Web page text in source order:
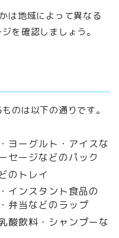
は地域によって異なる
を確認しましょう。
のは以下の通りです。
ヨーグルト・アイスな
セージなどのパック
のトレイ
インスタント食品の
弁当などのラップ
酸飲料・シャンプーな